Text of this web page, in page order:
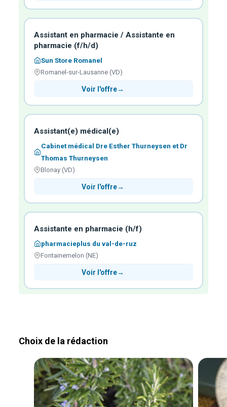
Assistant en pharmacie / Assistante en
pharmacie (f/h/d)
Sun Store Romanel
Romanel-sur-Lausanne (VD)
Voir l'offre→
Assistant(e) médical(e)
Cabinet médical Dre Esther Thurneysen et Dr
Thomas Thurneysen
Blonay (VD)
Voir l'offre→
Assistante en pharmacie (h/f)
pharmacieplus du val-de-ruz
Fontainemelon (NE)
Voir l'offre→
Choix de la rédaction